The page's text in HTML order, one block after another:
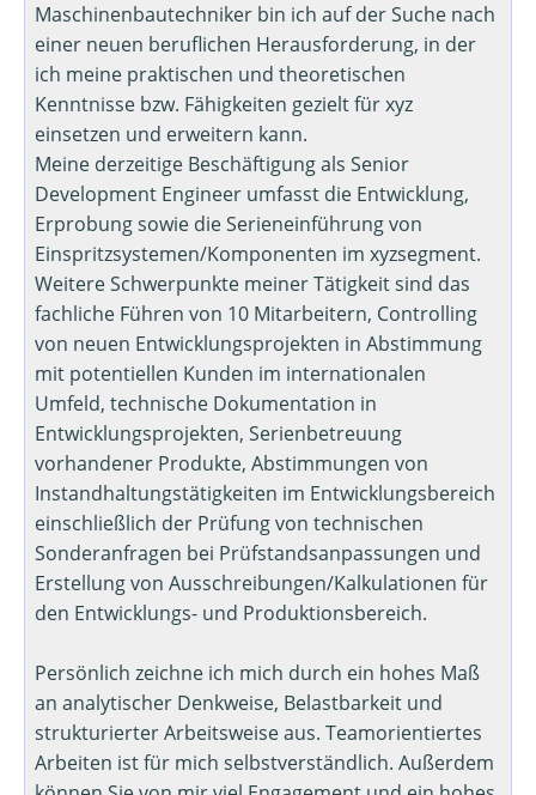
Maschinenbautechniker bin ich auf der Suche nach
einer neuen beruflichen Herausforderung, in der
ich meine praktischen und theoretischen
Kenntnisse bzw. Fähigkeiten gezielt für xyz
einsetzen und erweitern kann.
Meine derzeitige Beschäftigung als Senior
Development Engineer umfasst die Entwicklung,
Erprobung sowie die Serieneinführung von
Einspritzsystemen/Komponenten im xyzsegment.
Weitere Schwerpunkte meiner Tätigkeit sind das
fachliche Führen von 10 Mitarbeitern, Controlling
von neuen Entwicklungsprojekten in Abstimmung
mit potentiellen Kunden im internationalen
Umfeld, technische Dokumentation in
Entwicklungsprojekten, Serienbetreuung
vorhandener Produkte, Abstimmungen von
Instandhaltungstätigkeiten im Entwicklungsbereich
einschließlich der Prüfung von technischen
Sonderanfragen bei Prüfstandsanpassungen und
Erstellung von Ausschreibungen/Kalkulationen für
den Entwicklungs- und Produktionsbereich.
Persönlich zeichne ich mich durch ein hohes Maß
an analytischer Denkweise, Belastbarkeit und
strukturierter Arbeitsweise aus. Teamorientiertes
Arbeiten ist für mich selbstverständlich. Außerdem